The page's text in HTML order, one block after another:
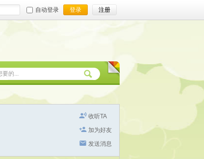
自动登录 登录 注册
收听TA
加为好友
发送消息